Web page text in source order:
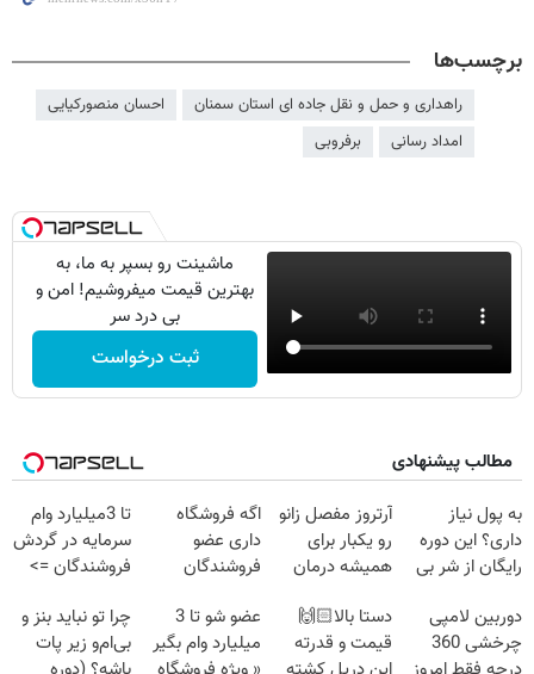
برچسب‌ها
راهداری و حمل و نقل جاده ای استان سمنان
احسان منصورکیایی
امداد رسانی
برفروبی
ماشینت رو بسپر به ما، به
بهترین قیمت میفروشیم! امن و
بی درد سر
ثبت درخواست
مطالب پیشنهادی
به پول نیاز
داری؟ این دوره
رایگان از شر بی
میکنه
آرتروز مفصل زانو
رو یکبار برای
همیشه درمان
◗پرسش‌نامه◖
اگه فروشگاه
داری عضو
فروشندگان
میلیارد وام بگیر
تا 3میلیارد وام
سرمایه در گردش
فروشندگان =>
ثبت کن
دوربین لامپی
چرخشی 360
دستا بالا🙌🏻
قیمت و قدرته
عضو شو تا 3
میلیارد وام بگیر
چرا تو نباید بنز و
بی‌ام‌و زیر پات